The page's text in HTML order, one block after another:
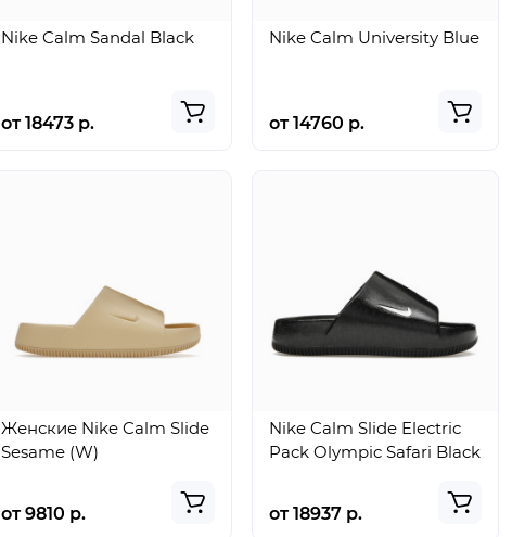
Nike Calm Sandal Black
от 18473 р.
Nike Calm University Blue
от 14760 р.
Женские Nike Calm Slide
Sesame (W)
от 9810 р.
Nike Calm Slide Electric
Pack Olympic Safari Black
от 18937 р.